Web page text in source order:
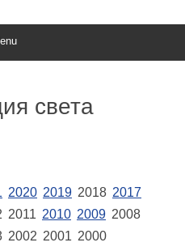
света
2020 2019 2018 2017
2011 2010 2009 2008
2002 2001 2000